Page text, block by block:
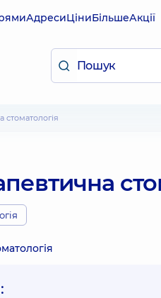
АдресиЦіниБільшеАкції
стоматологія